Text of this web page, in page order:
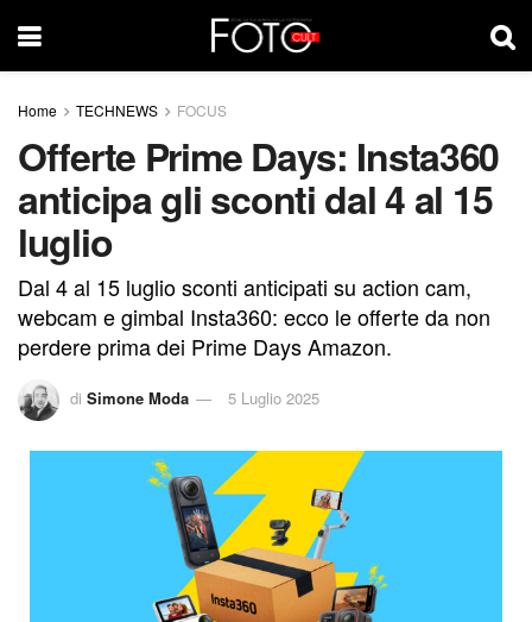
Home TECHNEWS FOCUS
Offerte Prime Days: Insta360
anticipa gli sconti dal 4 al 15
luglio
Dal 4 al 15 luglio sconti anticipati su action cam,
webcam e gimbal Insta360: ecco le offerte da non
perdere prima dei Prime Days Amazon.
di Simone Moda 5 Luglio 2025